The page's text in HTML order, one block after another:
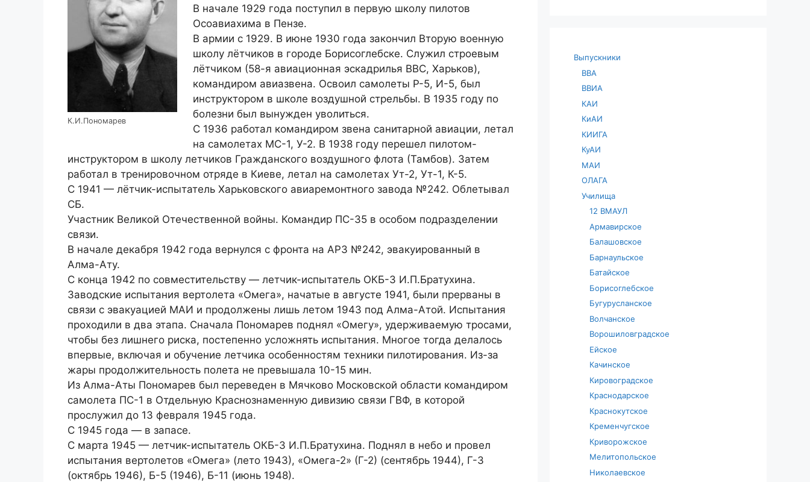
К.И.Пономарев
В начале 1929 года поступил в первую школу пилотов
Осоавиахима в Пензе.
В армии с 1929. В июне 1930 года закончил Вторую военную
школу лётчиков в городе Борисоглебске. Служил строевым
лётчиком (58-я авиационная эскадрилья ВВС, Харьков),
командиром авиазвена. Освоил самолеты Р-5, И-5, был
инструктором в школе воздушной стрельбы. В 1935 году по
болезни был вынужден уволиться.
С 1936 работал командиром звена санитарной авиации, летал
на самолетах МС-1, У-2. В 1938 году перешел пилотом-
инструктором в школу летчиков Гражданского воздушного флота (Тамбов). Затем
работал в тренировочном отряде в Киеве, летал на самолетах Ут-2, Ут-1, К-5.
С 1941 — лётчик-испытатель Харьковского авиаремонтного завода №242. Облетывал
СБ.
Участник Великой Отечественной войны. Командир ПС-35 в особом подразделении
связи.
В начале декабря 1942 года вернулся с фронта на АРЗ №242, эвакуированный в
Алма-Ату.
C конца 1942 по совместительству — летчик-испытатель ОКБ-3 И.П.Братухина.
Заводские испытания вертолета «Омега», начатые в августе 1941, были прерваны в
связи с эвакуацией МАИ и продолжены лишь летом 1943 под Алма-Атой. Испытания
проходили в два этапа. Сначала Пономарев поднял «Омегу», удерживаемую тросами,
чтобы без лишнего риска, постепенно усложнять испытания. Многое тогда делалось
впервые, включая и обучение летчика особенностям техники пилотирования. Из-за
жары продолжительность полета не превышала 10-15 мин.
Из Алма-Аты Пономарев был переведен в Мячково Московской области командиром
самолета ПС-1 в Отдельную Краснознаменную дивизию связи ГВФ, в которой
прослужил до 13 февраля 1945 года.
С 1945 года — в запасе.
C марта 1945 — летчик-испытатель ОКБ-3 И.П.Братухина. Поднял в небо и провел
испытания вертолетов «Омега» (лето 1943), «Омега-2» (Г-2) (сентябрь 1944), Г-3
(октябрь 1946), Б-5 (1946), Б-11 (июнь 1948).
Выпускники
ВВА
ВВИА
КАИ
КиАИ
КИИГА
КуАИ
МАИ
ОЛАГА
Училища
12 ВМАУЛ
Армавирское
Балашовское
Барнаульское
Батайское
Борисоглебское
Бугурусланское
Волчанское
Ворошиловградское
Ейское
Качинское
Кировоградское
Краснодарское
Краснокутское
Кременчугское
Криворожское
Мелитопольское
Николаевское